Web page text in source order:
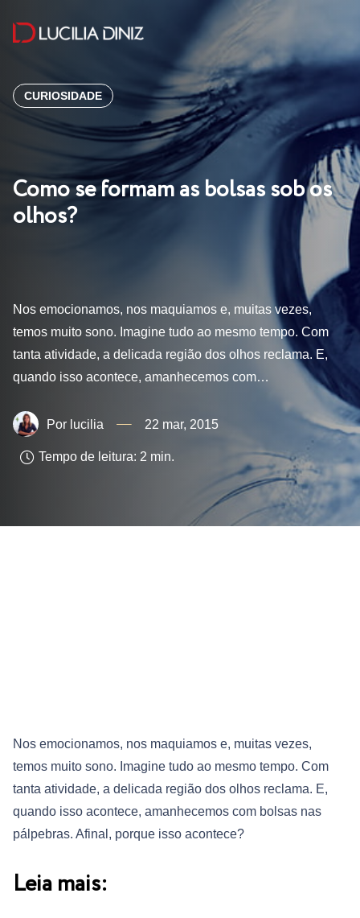
CURIOSIDADE
Como se formam as bolsas sob os
olhos?
Nos emocionamos, nos maquiamos e, muitas vezes,
temos muito sono. Imagine tudo ao mesmo tempo. Com
tanta atividade, a delicada região dos olhos reclama. E,
quando isso acontece, amanhecemos com…
lucilia 22 mar, 2015
Tempo de leitura: 2 min.
Nos emocionamos, nos maquiamos e, muitas vezes,
temos muito sono. Imagine tudo ao mesmo tempo. Com
tanta atividade, a delicada região dos olhos reclama. E,
quando isso acontece, amanhecemos com bolsas nas
pálpebras. Afinal, porque isso acontece?
Leia mais: